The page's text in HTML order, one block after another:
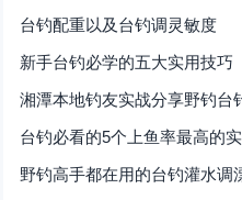
台钓配重以及台钓调灵敏度
新手台钓必学的五大实用技巧
湘潭本地钓友实战分享野钓台
台钓必看的5个上鱼率最高的
野钓高手都在用的台钓灌水调